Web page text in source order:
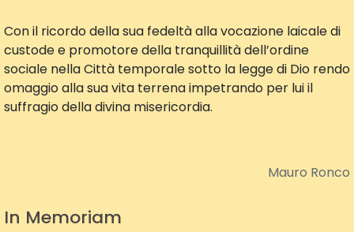
Con il ricordo della sua fedeltà alla vocazione laicale di
custode e promotore della tranquillità dell’ordine
sociale nella Città temporale sotto la legge di Dio rendo
omaggio alla sua vita terrena impetrando per lui il
suffragio della divina misericordia.
Mauro Ronco
In Memoriam